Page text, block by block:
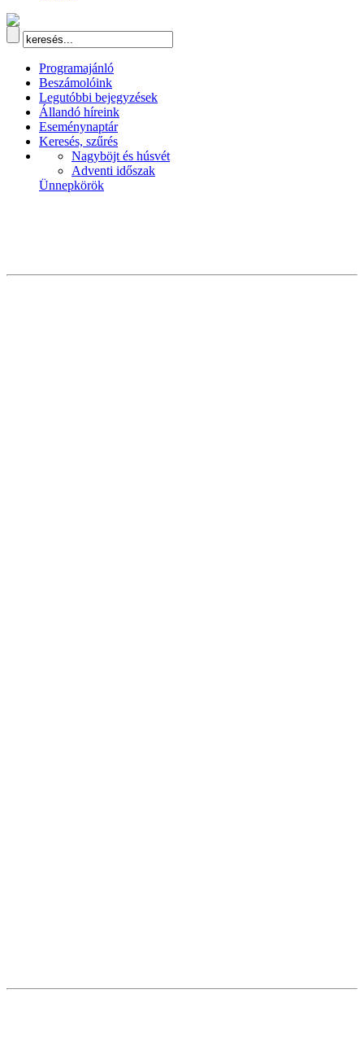
Programajánló
Beszámolóink
Legutóbbi bejegyzések
Állandó híreink
Eseménynaptár
Keresés, szűrés
Nagyböjt és húsvét
Adventi időszak
Ünnepkörök